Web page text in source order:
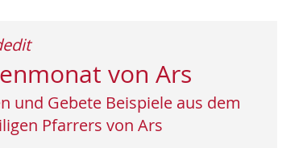
von Ars
und Gebete Beispiele aus dem
Pfarrers von Ars